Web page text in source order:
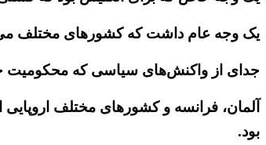
یک وجه عام داشت که کشورهای مختلف
جدای از واکنش‌های سیاسی که محکومیت
آلمان، فرانسه و کشورهای مختلف
بود.